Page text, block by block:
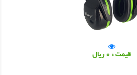
قیمت : 0 ریال